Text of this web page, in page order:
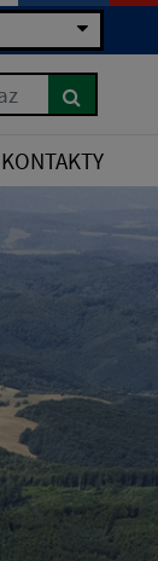
KONTAKTY